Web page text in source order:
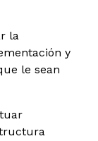
la
y
le sean